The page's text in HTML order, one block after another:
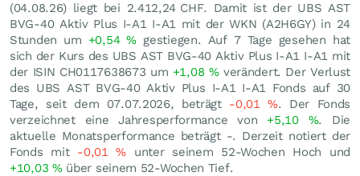
(04.08.26) liegt bei 2.412,24 CHF. Damit ist der UBS AST
BVG-40 Aktiv Plus I-A1 I-A1 mit der WKN (A2H6GY) in 24
Stunden um +0,54% gestiegen. Auf 7 Tage gesehen hat
sich der Kurs des UBS AST BVG-40 Aktiv Plus I-A1 I-A1 mit
der ISIN CH0117638673 um +1,08 %verändert. Der Verlust
des UBS AST BVG-40 Aktiv Plus I-A1 I-A1 Fonds auf 30
Tage, seit dem 07.07.2026, beträgt -0,01%. Der Fonds
verzeichnet eine Jahresperformance von +5,10 %. Die
aktuelle Monatsperformance beträgt -. Derzeit notiert der
Fonds mit -0,01% unter seinem 52-Wochen Hoch und
+10,03 %über seinem 52-Wochen Tief.